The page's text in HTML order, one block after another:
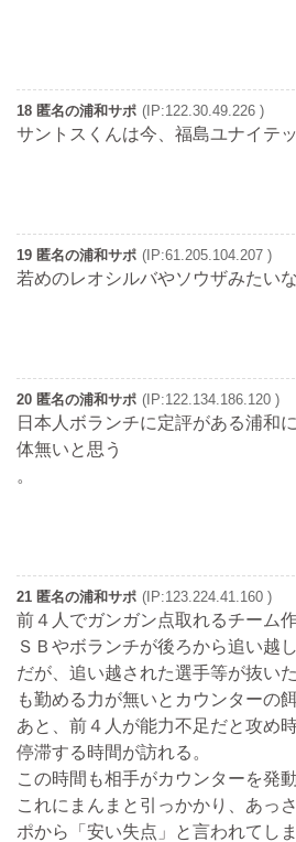
18 匿名の浦和サポ (IP:122.30.49.226 )
サントスくんは今、福島ユナイテ
19 匿名の浦和サポ (IP:61.205.104.207 )
若めのレオシルバやソウザみたい
20 匿名の浦和サポ (IP:122.134.186.120 )
日本人ボランチに定評がある浦和
体無いと思う
。
21 匿名の浦和サポ (IP:123.224.41.160 )
前４人でガンガン点取れるチーム
ＳＢやボランチが後ろから追い越
だが、追い越された選手等が抜い
も勤める力が無いとカウンターの
あと、前４人が能力不足だと攻め
停滞する時間が訪れる。
この時間も相手がカウンターを発
これにまんまと引っかかり、あっ
ポから「安い失点」と言われてしま